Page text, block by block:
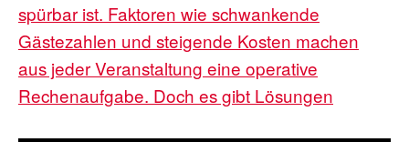
spürbar ist. Faktoren wie schwankende
Gästezahlen und steigende Kosten machen
aus jeder Veranstaltung eine operative
Rechenaufgabe. Doch es gibt Lösungen